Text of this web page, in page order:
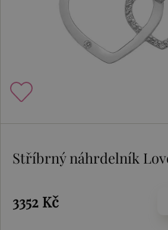
Stříbrný náhrdelník
3352 Kč